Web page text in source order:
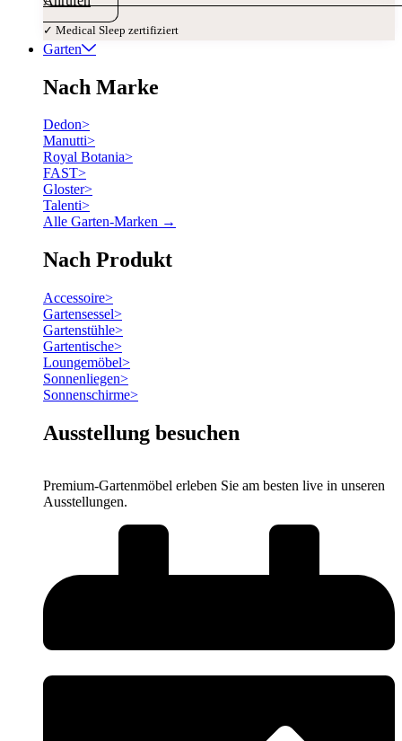
✓ Medical Sleep zertifiziert
Garten
Nach Marke
Dedon>
Manutti>
Royal Botania>
FAST>
Gloster>
Talenti>
Alle Garten-Marken →
Nach Produkt
Accessoire>
Gartensessel>
Gartenstühle>
Gartentische>
Loungemöbel>
Sonnenliegen>
Sonnenschirme>
Ausstellung besuchen
Premium-Gartenmöbel erleben Sie am besten live in unseren
Ausstellungen.